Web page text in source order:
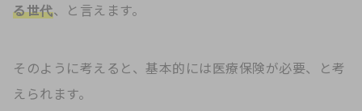
る世代、と言えます。
そのように考えると、基本的には医療保険が必要、と考
えられます。